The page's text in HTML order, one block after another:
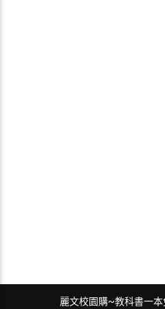
麗文校園購~教科書一